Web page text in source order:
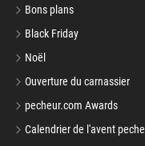
Bons plans
Black Friday
Noël
Ouverture du carnassier
pecheur.com Awards
Calendrier de l'avent peche